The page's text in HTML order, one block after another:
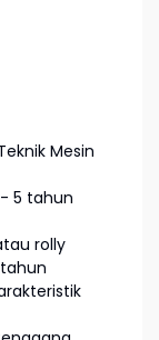
Mesin
5 tahun
rolly